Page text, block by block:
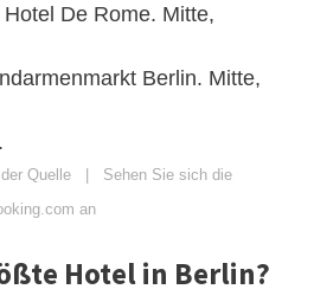
De Rome. Mitte,
Berlin. Mitte,
Quelle | Sehen Sie sich die
an
Hotel in Berlin?